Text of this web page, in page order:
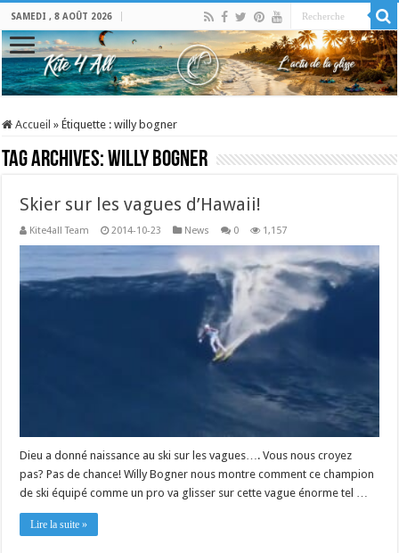
SAMEDI , 8 AOÛT 2026
Accueil » Étiquette :willy bogner
Tag Archives:willy bogner
Skier sur les vagues d’Hawaii!
Kite4all Team 2014-10-23 News 0 1,157
Dieu a donné naissance au ski sur les vagues…. Vous nous croyez
pas? Pas de chance! Willy Bogner nous montre comment ce champion
de ski équipé comme un pro va glisser sur cette vague énorme tel …
Lire la suite »